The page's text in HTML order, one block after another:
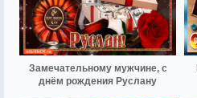
Замечательному мужчине, с
днём рождения Руслану